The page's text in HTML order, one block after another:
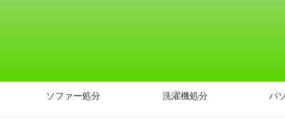
ソファー処分 洗濯機処分 パ